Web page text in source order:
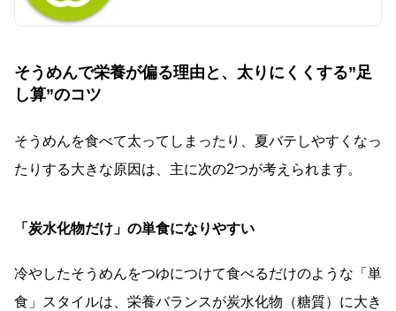
そうめんで栄養が偏る理由と、太りにくくする”足
し算”のコツ
そうめんを食べて太ってしまったり、夏バテしやすくなっ
たりする大きな原因は、主に次の2つが考えられます。
「炭水化物だけ」の単食になりやすい
冷やしたそうめんをつゆにつけて食べるだけのような「単
食」スタイルは、栄養バランスが炭水化物（糖質）に大き